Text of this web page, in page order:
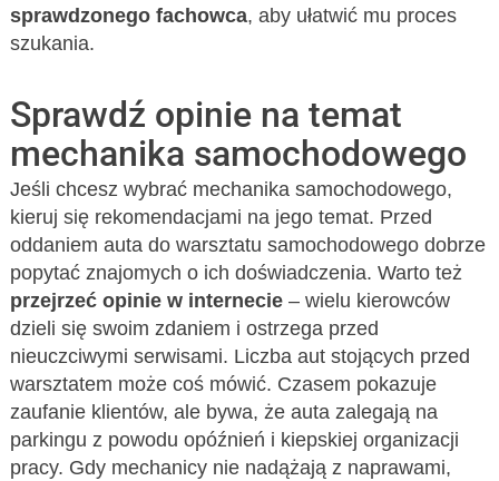
sprawdzonego fachowca, aby ułatwić mu proces
szukania.
Sprawdź opinie na temat
mechanika samochodowego
Jeśli chcesz wybrać mechanika samochodowego,
kieruj się rekomendacjami na jego temat. Przed
oddaniem auta do warsztatu samochodowego dobrze
popytać znajomych o ich doświadczenia. Warto też
przejrzeć opinie w internecie – wielu kierowców
dzieli się swoim zdaniem i ostrzega przed
nieuczciwymi serwisami. Liczba aut stojących przed
warsztatem może coś mówić. Czasem pokazuje
zaufanie klientów, ale bywa, że auta zalegają na
parkingu z powodu opóźnień i kiepskiej organizacji
pracy. Gdy mechanicy nie nadążają z naprawami,